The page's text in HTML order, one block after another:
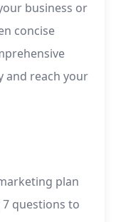
business or
concise
and reach your
plan
questions to